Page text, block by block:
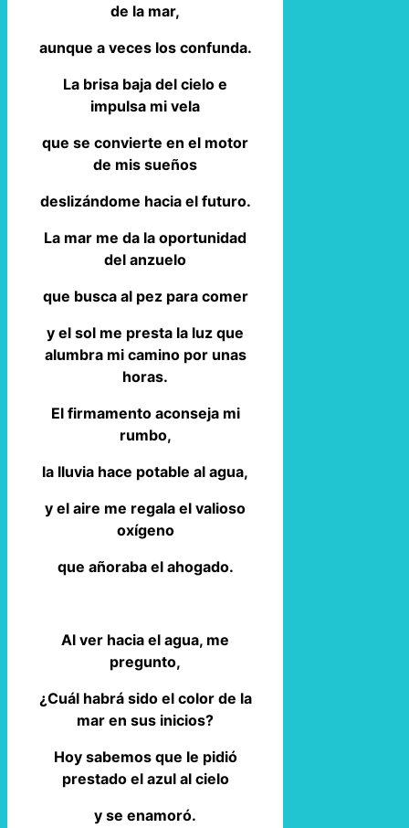
de la mar,
aunque a veces los confunda.
La brisa baja del cielo e
impulsa mi vela
que se convierte en el motor
de mis sueños
deslizándome hacia el futuro.
La mar me da la oportunidad
del anzuelo
que busca al pez para comer
y el sol me presta la luz que
alumbra mi camino por unas
horas.
El firmamento aconseja mi
rumbo,
la lluvia hace potable al agua,
y el aire me regala el valioso
oxígeno
que añoraba el ahogado.
Al ver hacia el agua, me
pregunto,
¿Cuál habrá sido el color de la
mar en sus inicios?
Hoy sabemos que le pidió
prestado el azul al cielo
y se enamoró.